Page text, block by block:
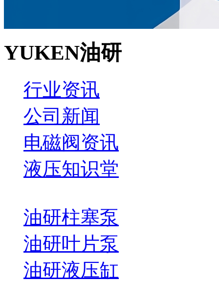
YUKEN油研
行业资讯
公司新闻
电磁阀资讯
液压知识堂
油研柱塞泵
油研叶片泵
油研液压缸